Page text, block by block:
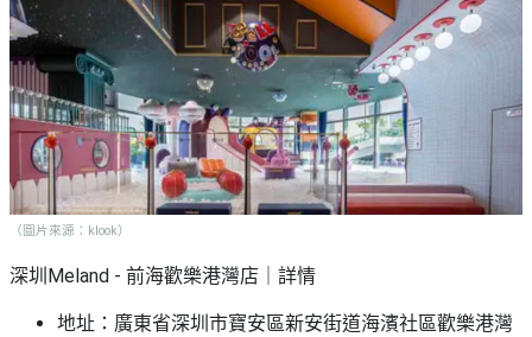
（圖片來源：klook）
深圳Meland - 前海歡樂港灣店｜詳情
地址：廣東省深圳市寶安區新安街道海濱社區歡樂港灣